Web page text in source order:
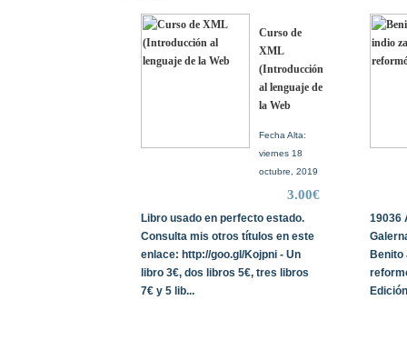
Curso de
XML
(Introducción
al lenguaje de
la Web
Fecha Alta:
viernes 18
octubre, 2019
3.00€
Libro usado en perfecto estado.
Consulta mis otros títulos en este
enlace: http://goo.gl/Kojpni - Un
libro 3€, dos libros 5€, tres libros
7€ y 5 lib...
19036
Benito